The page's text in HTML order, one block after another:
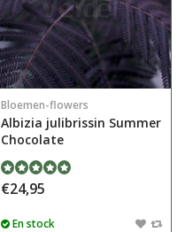
Bloemen-flowers
Albizia julibrissin Summer
Chocolate
€24,95
En stock